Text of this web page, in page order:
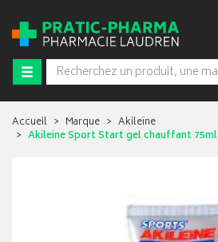
Accueil Marque
Akileïne
Akileine Sport Start gel chauffant 75ml